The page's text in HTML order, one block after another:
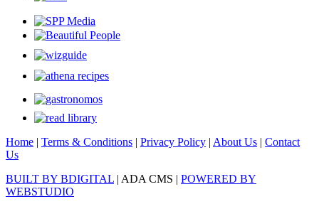
Home | Terms & Conditions | Privacy Policy | About Us | Contact
Us
BUILT BY BDIGITAL | ADA CMS | POWERED BY
WEBSTUDIO